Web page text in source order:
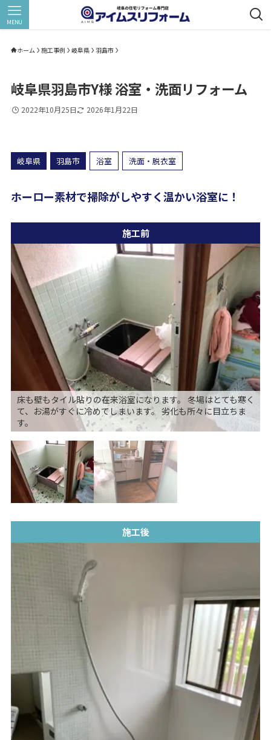
MENU
ホーム 施工事例 岐阜県 羽島市
岐阜県羽島市Y様 浴室・洗面リフォーム
2022年10月25日 2026年1月22日
岐阜県 羽島市 浴室 洗面・脱衣室
ホーロー素材で掃除がしやすく温かい浴室に！
施工前
床も壁もタイル貼りの在来浴室になります。 冬場はとても寒く
て、お湯がすぐに冷めてしまいます。 劣化も所々に目立ちま
す。
施工後